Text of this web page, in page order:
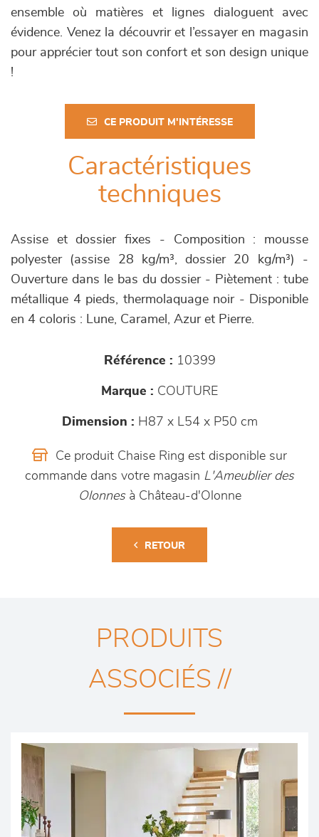
ensemble où matières et lignes dialoguent avec
évidence. Venez la découvrir et l’essayer en magasin
pour apprécier tout son confort et son design unique
!
CE PRODUIT M'INTÉRESSE
Caractéristiques
techniques
Assise et dossier fixes - Composition : mousse
polyester (assise 28 kg/m³, dossier 20 kg/m³) -
Ouverture dans le bas du dossier - Piètement : tube
métallique 4 pieds, thermolaquage noir - Disponible
en 4 coloris : Lune, Caramel, Azur et Pierre.
Référence : 10399
Marque : COUTURE
Dimension : H87 x L54 x P50 cm
Ce produit Chaise Ring est disponible sur
commande dans votre magasin L'Ameublier des
Olonnesà Château-d'Olonne
RETOUR
PRODUITS
ASSOCIÉS //